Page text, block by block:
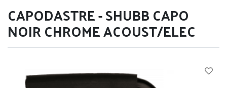
CAPODASTRE - SHUBB CAPO
NOIR CHROME ACOUST/ELEC